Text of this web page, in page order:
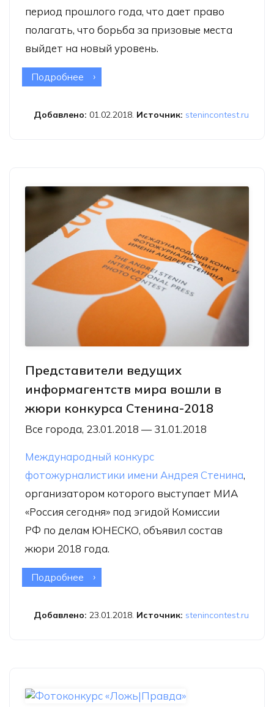
период прошлого года, что дает право
полагать, что борьба за призовые места
выйдет на новый уровень.
Подробнее о В борьбу за приз конкурса Стенина
Добавлено: 01.02.2018. Источник: stenincontest.ru
Представители ведущих
информагентств мира вошли в
жюри конкурса Стенина-2018
Все города, 23.01.2018 — 31.01.2018
Международный конкурс
фотожурналистики имени Андрея Стенина,
организатором которого выступает МИА
«Россия сегодня» под эгидой Комиссии
РФ по делам ЮНЕСКО, объявил состав
жюри 2018 года.
Подробнее о Представители ведущих
конкурса Стенина-2018
Добавлено: 23.01.2018. Источник: stenincontest.ru